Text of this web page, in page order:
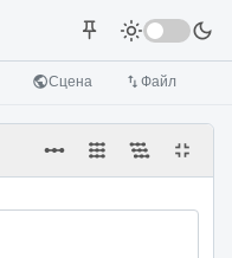
push_pin light_mode dark_mode
publicСцена import_export Файл
linear_scale fullscreen_exit